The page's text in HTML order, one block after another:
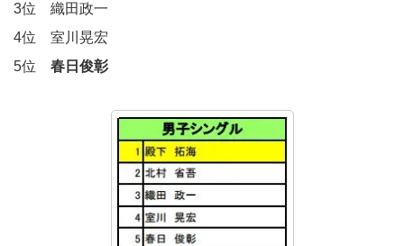
3位 織田政一
4位 室川晃宏
5位 春日俊彰